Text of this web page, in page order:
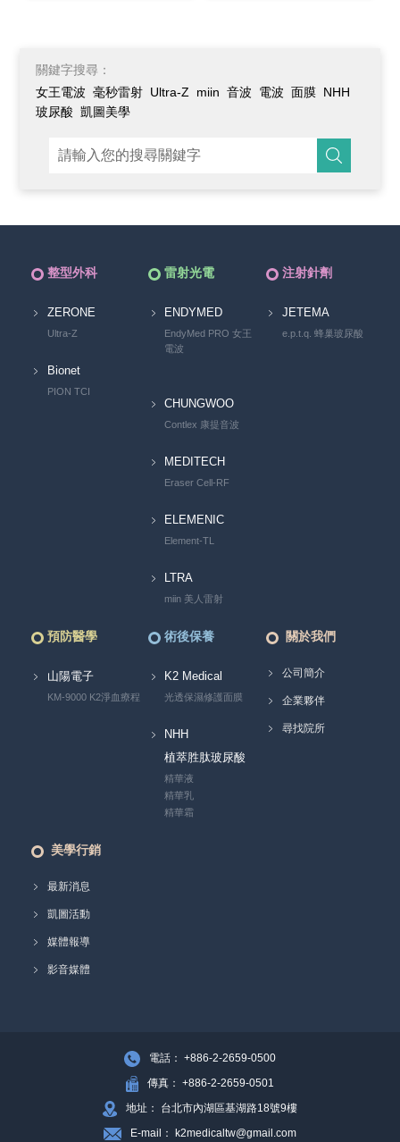
關鍵字搜尋：
女王電波 毫秒雷射 Ultra-Z miin 音波 電波 面膜 NHH
玻尿酸 凱圖美學
整型外科
ZERONE
Ultra-Z
Bionet
PION TCI
雷射光電
ENDYMED
EndyMed PRO 女王
電波
CHUNGWOO
Contlex 康提音波
MEDITECH
Eraser Cell-RF
ELEMENIC
Element-TL
LTRA
miin 美人雷射
注射針劑
JETEMA
e.p.t.q. 蜂巢玻尿酸
預防醫學
山陽電子
KM-9000 K2淨血療程
術後保養
K2 Medical
光透保濕修護面膜
NHH
植萃胜肽玻尿酸
精華液
精華乳
精華霜
關於我們
公司簡介
企業夥伴
尋找院所
美學行銷
最新消息
凱圖活動
媒體報導
影音媒體
電話： +886-2-2659-0500
傳真： +886-2-2659-0501
地址： 台北市內湖區基湖路18號9樓
E-mail： k2medicaltw@gmail.com